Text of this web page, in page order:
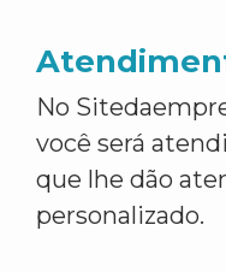
No
você será
que lhe dão
personalizado.